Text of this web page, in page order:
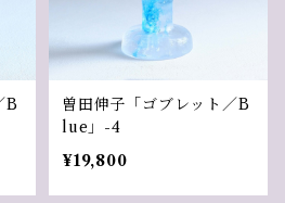
B
曽田伸子「ゴブレット／B
lue」-4
¥19,800